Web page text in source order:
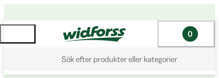
Sök efter produkter eller kategorier
0